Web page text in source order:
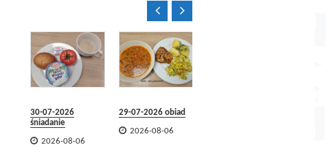

30-07-2026
śniadanie
2026-08-06
29-07-2026 obiad
2026-08-06
29-07-2026
